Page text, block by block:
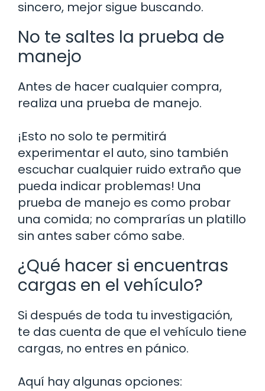
sincero, mejor sigue buscando.
No te saltes la prueba de
manejo
Antes de hacer cualquier compra,
realiza una prueba de manejo.
¡Esto no solo te permitirá
experimentar el auto, sino también
escuchar cualquier ruido extraño que
pueda indicar problemas! Una
prueba de manejo es como probar
una comida; no comprarías un platillo
sin antes saber cómo sabe.
¿Qué hacer si encuentras
cargas en el vehículo?
Si después de toda tu investigación,
te das cuenta de que el vehículo tiene
cargas, no entres en pánico.
Aquí hay algunas opciones: